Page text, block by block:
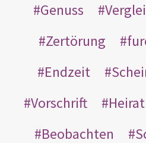
Genuss
Zertörung
Endzeit
Vorschrift
Heirat
Beobachten